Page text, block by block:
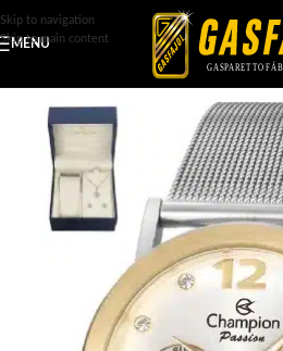
Skip to navigation
Skip to main content
MENU